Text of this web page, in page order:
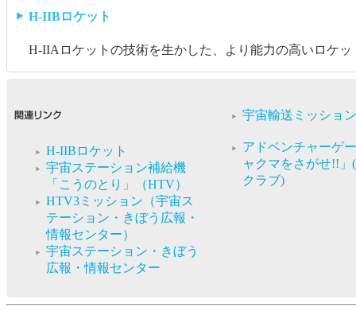
H-IIBロケット
H-IIAロケットの技術を生かした、より能力の高いロケッ
H-IIBロケット
宇宙ステーション補給機
「こうのとり」（HTV）
HTV3ミッション（宇宙ス
テーション・きぼう広報・
情報センター）
宇宙ステーション・きぼう
広報・情報センター
宇宙輸送ミッショ
アドベンチャーゲ
ャクマをさがせ!!
クラブ)